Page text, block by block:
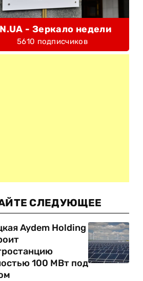
- Зеркало недели
5610 подписчиков
СЛЕДУЮЩЕЕ
Aydem Holding
100 МВт под